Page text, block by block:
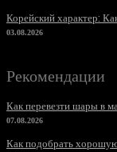
Корейский характер:
03.08.2026
Рекомендации
Как перевезти шары в
07.08.2026
Как подобрать